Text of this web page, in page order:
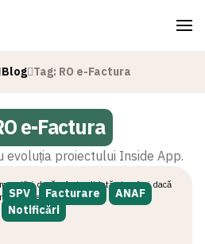
Blog Tag: RO e-Factura
e-Factura
evoluția proiectului Inside App.
SPV Facturare
ANAF
Notificări